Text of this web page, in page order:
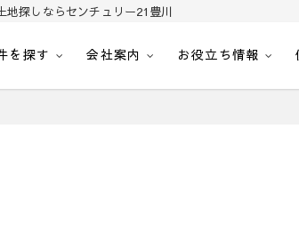
探しならセンチュリー21豊川
リノベ物件探し｜センチュリー21
を探す 会社案内 お役立ち情報